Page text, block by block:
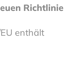
Richtlinie
enthält